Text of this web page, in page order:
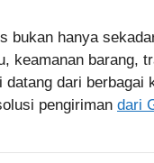
bukan hanya
keamanan barang,
datang dari
pengiriman dari